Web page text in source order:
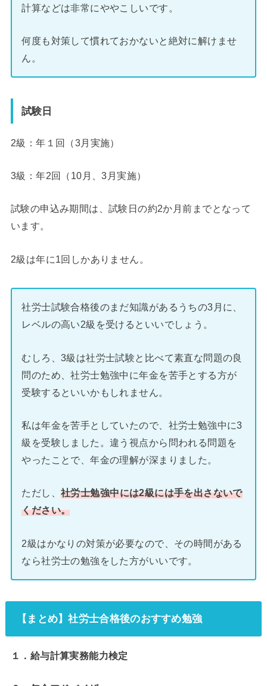
計算などは非常にややこしいです。
何度も対策して慣れておかないと絶対に解けませ
ん。
試験日
2級：年１回（3月実施）
3級：年2回（10月、3月実施）
試験の申込み期間は、試験日の約2か月前までとなって
います。
2級は年に1回しかありません。
社労士試験合格後のまだ知識があるうちの3月に、
レベルの高い2級を受けるといいでしょう。
むしろ、3級は社労士試験と比べて素直な問題の良
問のため、社労士勉強中に年金を苦手とする方が
受験するといいかもしれません。
私は年金を苦手としていたので、社労士勉強中に3
級を受験しました。違う視点から問われる問題を
やったことで、年金の理解が深まりました。
ただし、社労士勉強中には2級には手を出さないで
ください。
2級はかなりの対策が必要なので、その時間がある
なら社労士の勉強をした方がいいです。
【まとめ】社労士合格後のおすすめ勉強
１．給与計算実務能力検定